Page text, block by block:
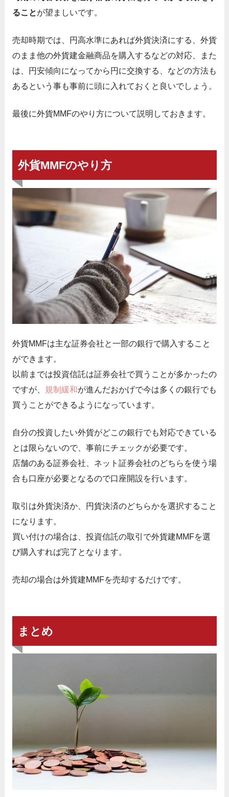
ることが望ましいです。
売却時期では、円高水準にあれば外貨決済にする、外貨
のまま他の外貨建金融商品を購入するなどの対応、また
は、円安傾向になってから円に交換する、などの方法も
あるという事も事前に頭に入れておくと良いでしょう。
最後に外貨MMFのやり方について説明しておきます。
外貨MMFのやり方
外貨MMFは主な証券会社と一部の銀行で購入すること
ができます。
以前までは投資信託は証券会社で買うことが多かったの
ですが、 規制緩和が進んだおかげで今は多くの銀行でも
買うことができるようになっています。
自分の投資したい外貨がどこの銀行でも対応できている
とは限らないので、事前にチェックが必要です。
店舗のある証券会社、ネット証券会社のどちらを使う場
合も口座が必要となるので口座開設を行います。
取引は外貨決済か、円貨決済のどちらかを選択すること
になります。
買い付けの場合は、投資信託の取引で外貨建MMFを選
び購入すれば完了となります。
売却の場合は外貨建MMFを売却するだけです。
まとめ